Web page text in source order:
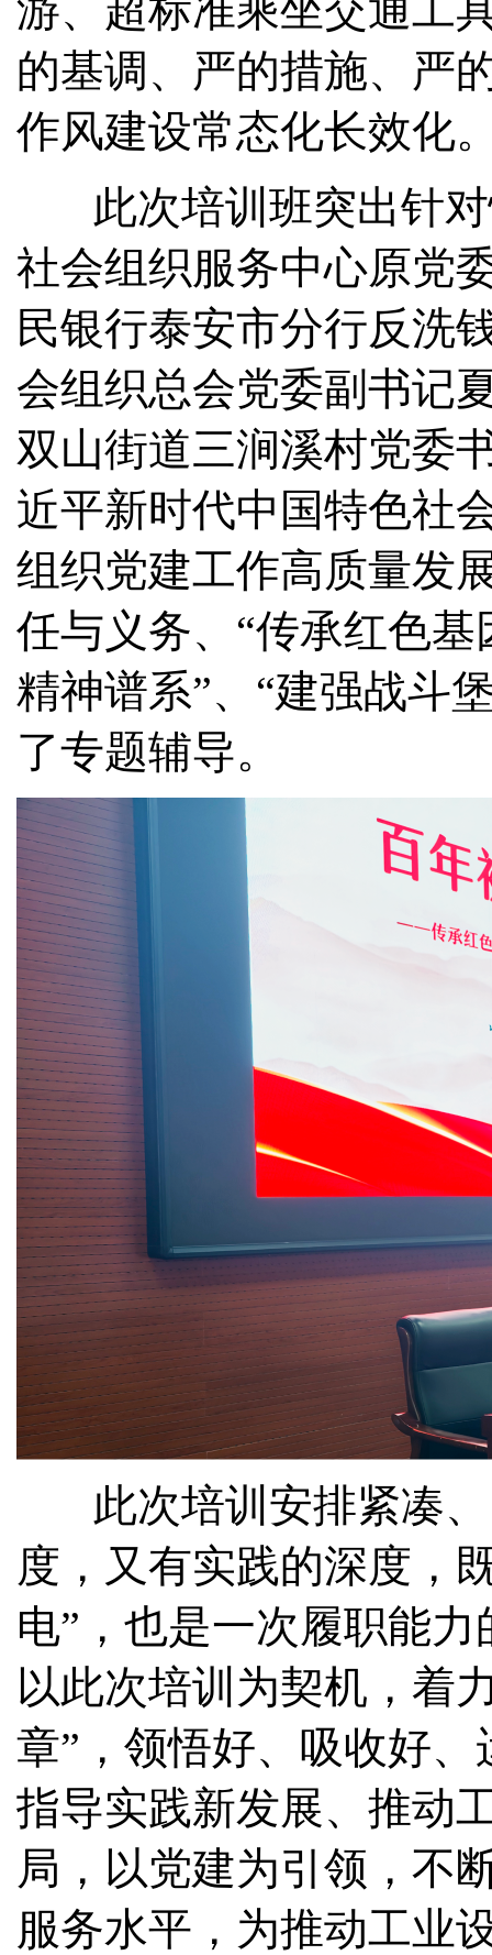
游、超标准乘坐交通工
的基调、严的措施、严
作风建设常态化长效化
此次培训班突出针
社会组织服务中心原党
民银行泰安市分行反洗
会组织总会党委副书记
双山街道三涧溪村党委
近平新时代中国特色社
组织党建工作高质量发
任与义务、 “传承红色
精神谱系”、“建强战斗
了专题辅导。
此次培训安排紧凑
度，又有实践的深度，
电”，也是一次履职能力
以此次培训为契机，着
章”，领悟好、吸收好
指导实践新发展、推动
局，以党建为引领， 不
服务水平，为推动工业